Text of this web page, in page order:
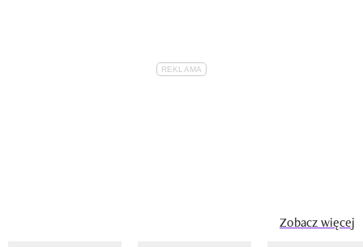
Zobacz więcej